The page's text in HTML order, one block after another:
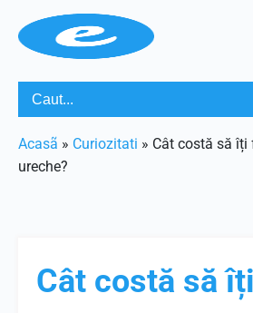
Acasã » Curiozitati » Cât costă să îți
ureche?
Cât costă să îți